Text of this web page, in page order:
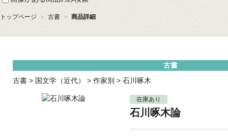
トップページ ＞ 古書 ＞ 商品詳細
古書
古書 > 国文学（近代） > 作家別 > 石川啄木
在庫あり
石川啄木論